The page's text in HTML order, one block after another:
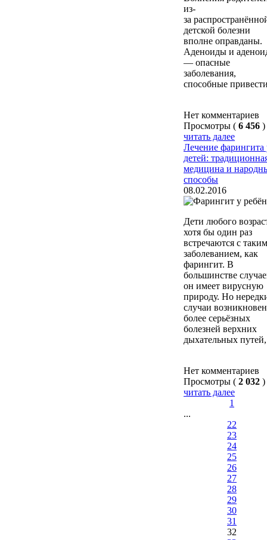
из-
за
детской болезни
вполне оправданы.
Аденоиды и
— опасные
заболевания,
способные
Нет комментариев
Просмотры ( 6 456 )
читать далее
Лечение фарингита
детей:
медицина и
способы
08.02.2016
Дети любого
хотя бы один раз
встречаются с таким
заболеванием, как
фарингит. В
большинстве
он имеет вирусную
природу. Но
случаи
более серьёзных
болезней верхних
дыхательных
Нет комментариев
Просмотры ( 2 032 )
читать далее
1
...
22
23
24
25
26
27
28
29
30
31
32